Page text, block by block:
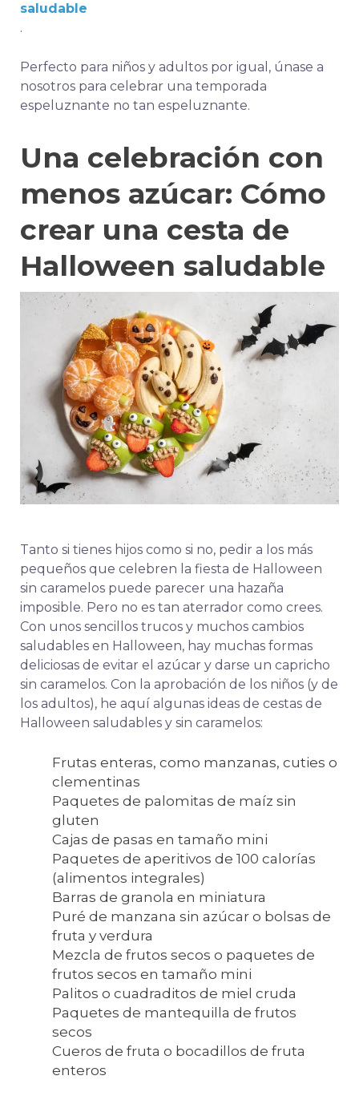
saludable
.
Perfecto para niños y adultos por igual, únase a
nosotros para celebrar una temporada
espeluznante no tan espeluznante.
Una celebración con
menos azúcar: Cómo
crear una cesta de
Halloween saludable
Tanto si tienes hijos como si no, pedir a los más
pequeños que celebren la fiesta de Halloween
sin caramelos puede parecer una hazaña
imposible. Pero no es tan aterrador como crees.
Con unos sencillos trucos y muchos cambios
saludables en Halloween, hay muchas formas
deliciosas de evitar el azúcar y darse un capricho
sin caramelos. Con la aprobación de los niños (y de
los adultos), he aquí algunas ideas de cestas de
Halloween saludables y sin caramelos:
Frutas enteras, como manzanas, cuties o
clementinas
Paquetes de palomitas de maíz sin
gluten
Cajas de pasas en tamaño mini
Paquetes de aperitivos de 100 calorías
(alimentos integrales)
Barras de granola en miniatura
Puré de manzana sin azúcar o bolsas de
fruta y verdura
Mezcla de frutos secos o paquetes de
frutos secos en tamaño mini
Palitos o cuadraditos de miel cruda
Paquetes de mantequilla de frutos
secos
Cueros de fruta o bocadillos de fruta
enteros